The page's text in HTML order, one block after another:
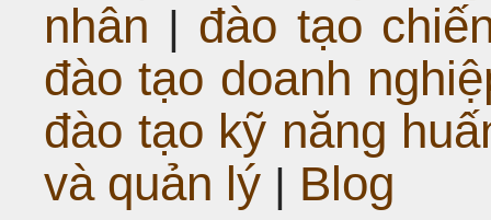
nhân | đào tạo
đào tạo doanh
đào tạo kỹ năng
và quản lý | Blog